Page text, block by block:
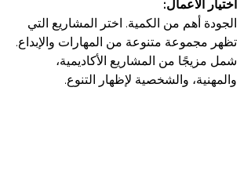
اختيار الأعمال:
الجودة أهم من الكمية. اختر المشاريع التي
تظهر مجموعة متنوعة من المهارات والإبداع.
شمل مزيجًا من المشاريع الأكاديمية،
والمهنية، والشخصية لإظهار التنوع.